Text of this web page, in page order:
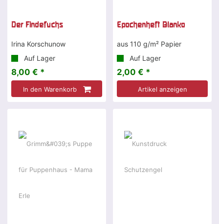
Der Findefuchs
Irina Korschunow
Auf Lager
8,00 € *
In den Warenkorb
Epochenheft Blanko
aus 110 g/m² Papier
Auf Lager
2,00 € *
Artikel anzeigen